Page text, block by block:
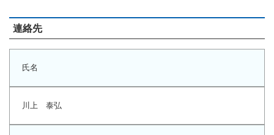
連絡先
氏名
川上 泰弘